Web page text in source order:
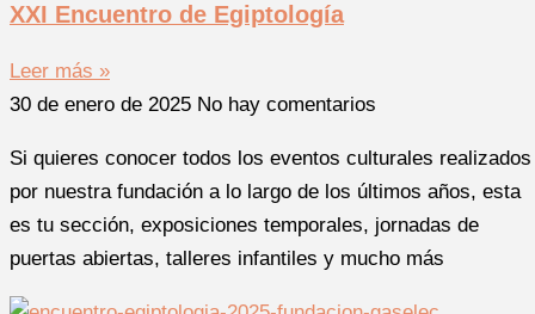
XXI Encuentro de Egiptología
Leer más »
30 de enero de 2025 No hay comentarios
Si quieres conocer todos los eventos culturales realizados
por nuestra fundación a lo largo de los últimos años, esta
es tu sección, exposiciones temporales, jornadas de
puertas abiertas, talleres infantiles y mucho más